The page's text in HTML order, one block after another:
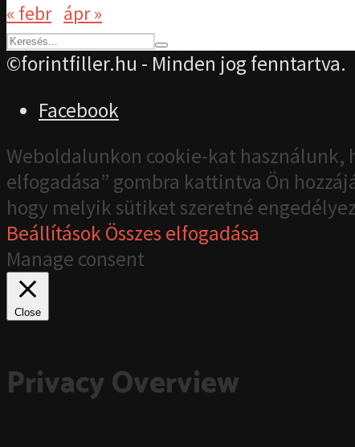
« febr ápr »
©forintfiller.hu - Minden jog fenntartva.
Facebook
Weboldalunkon cookie-kat használunk,
elfogadása” gombra kattintva Ön
hogy melyik sütiket szeretné
BeállításokÖsszes elfogadása
Manage consent
Close
Privacy Overview